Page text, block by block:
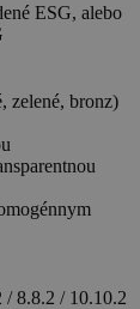
ESG, alebo
zelené, bronz)
/ 8.8.2 / 10.10.2